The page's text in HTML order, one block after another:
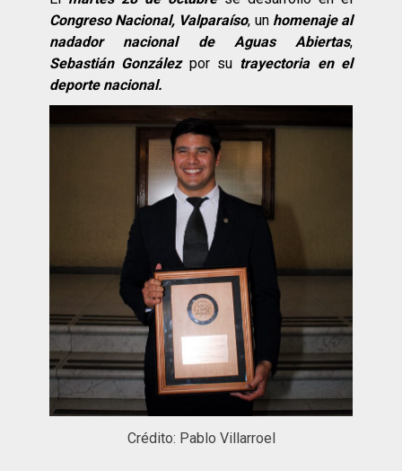
Congreso Nacional, Valparaíso, unhomenaje al
nadador nacional de Aguas Abiertas,
Sebastián González por su trayectoria en el
deporte nacional.
Crédito: Pablo Villarroel